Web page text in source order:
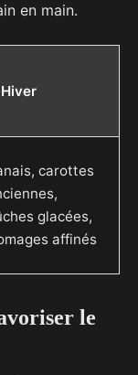
en main.
carottes
glacées,
affinés
le